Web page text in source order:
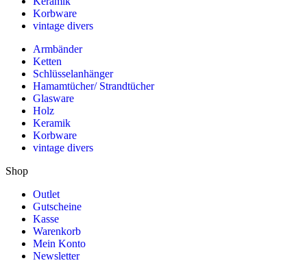
Korbware
vintage divers
Armbänder
Ketten
Schlüsselanhänger
Hamamtücher/ Strandtücher
Glasware
Holz
Keramik
Korbware
vintage divers
Shop
Outlet
Gutscheine
Kasse
Warenkorb
Mein Konto
Newsletter